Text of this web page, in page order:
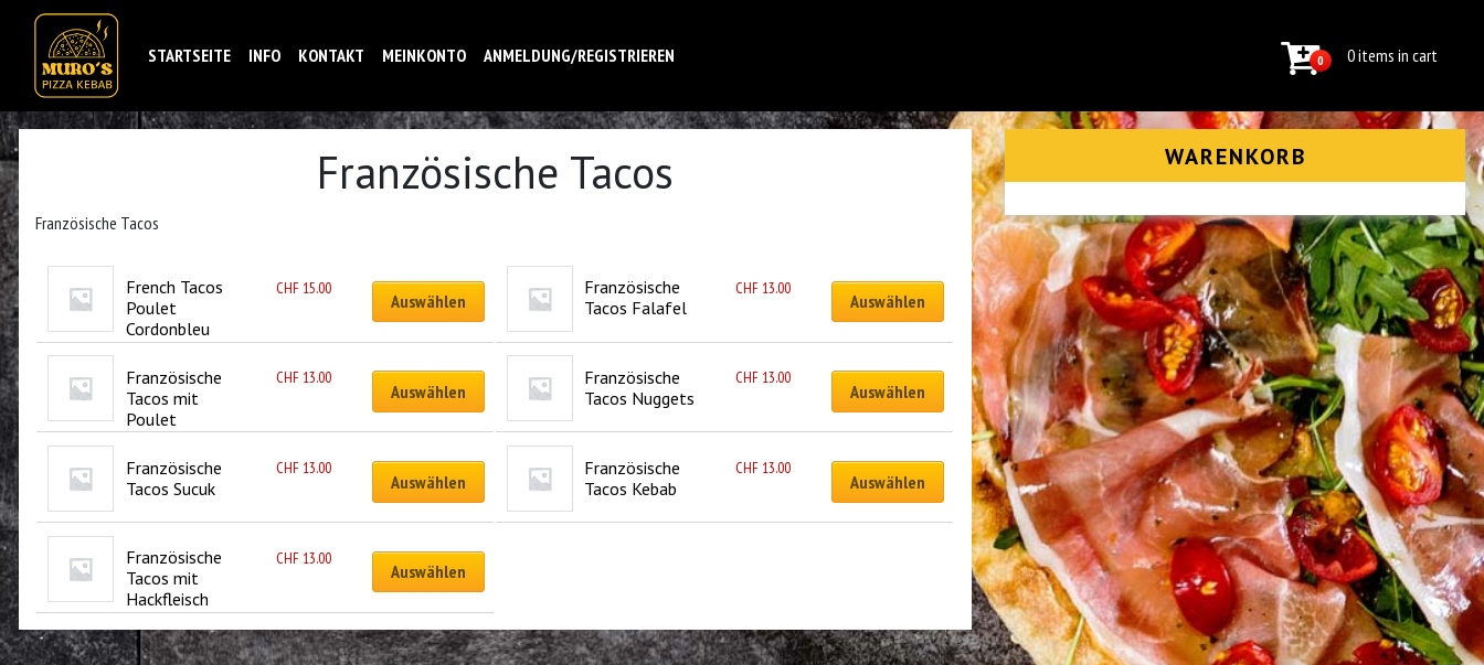
STARTSEITE INFO KONTAKT MEINKONTO ANMELDUNG/REGISTRIEREN 0 0 items in cart
Französische Tacos
Französische Tacos
French Tacos
Poulet
Cordonbleu
CHF 15.00
Auswählen
Französische
Tacos Falafel
CHF 13.00
Auswählen
Französische
Tacos mit
Poulet
CHF 13.00
Auswählen
Französische
Tacos Nuggets
CHF 13.00
Auswählen
Französische
Tacos Sucuk
CHF 13.00
Auswählen
Französische
Tacos Kebab
CHF 13.00
Auswählen
Französische
Tacos mit
Hackfleisch
CHF 13.00
Auswählen
WARENKORB